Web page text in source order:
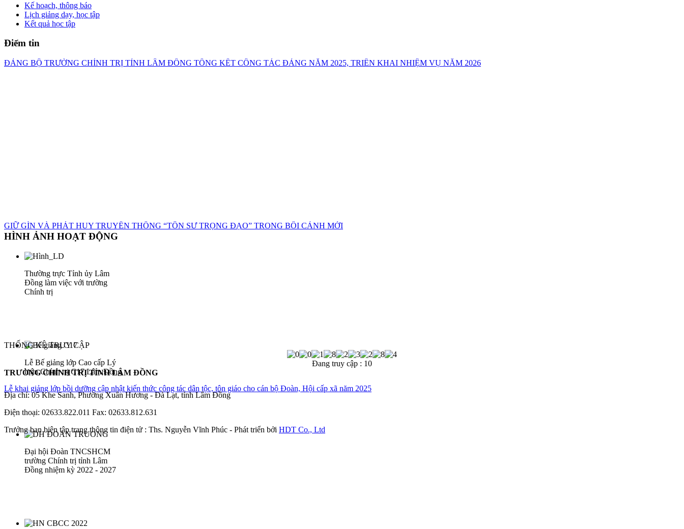
Kế hoạch, thông báo
Lịch giảng dạy, học tập
Kết quả học tập
Điểm tin
ĐẢNG BỘ TRƯỜNG CHÍNH TRỊ TỈNH LÂM ĐỒNG TỔNG KẾT CÔNG TÁC ĐẢNG NĂM 2025, TRIỂN KHAI NHIỆM VỤ NĂM 2026
GIỮ GÌN VÀ PHÁT HUY TRUYỀN THỐNG “TÔN SƯ TRỌNG ĐẠO” TRONG BỐI CẢNH MỚI
Lễ khai giảng lớp bồi dưỡng cập nhật kiến thức công tác dân tộc, tôn giáo cho cán bộ Đoàn, Hội cấp xã năm 2025
HÌNH ẢNH HOẠT ĐỘNG
Thường trực Tỉnh ủy Lâm
Đồng làm việc với trường
Chính trị
Lễ Bế giảng lớp Cao cấp Lý
luận Chính trị C17 Lâm Đồng
Đại hội Đoàn TNCSHCM
trường Chính trị tỉnh Lâm
Đồng nhiệm kỳ 2022 - 2027
THỐNG KÊ TRUY CẬP
Đang truy cập : 10
TRƯỜNG CHÍNH TRỊ TỈNH LÂM ĐỒNG
Địa chỉ: 05 Khe Sanh, Phường Xuân Hương - Đà Lạt, tỉnh Lâm Đồng
Điện thoại: 02633.822.011 Fax: 02633.812.631
Trưởng ban biên tập trang thông tin điện tử : Ths. Nguyễn Vĩnh Phúc - Phát triển bởi HDT Co., Ltd